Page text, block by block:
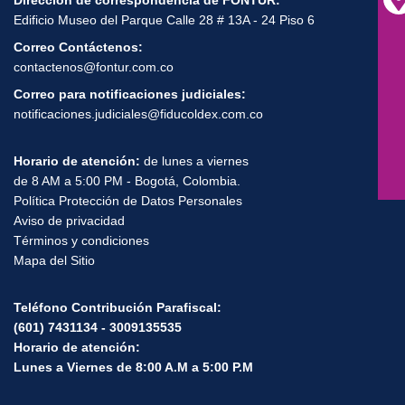
Dirección de correspondencia de FONTUR:
Edificio Museo del Parque Calle 28 # 13A - 24 Piso 6
Correo Contáctenos:
contactenos@fontur.com.co
Correo para notificaciones judiciales:
notificaciones.judiciales@fiducoldex.com.co
Horario de atención: de lunes a viernes
de 8 AM a 5:00 PM - Bogotá, Colombia.
Política Protección de Datos Personales
Aviso de privacidad
Términos y condiciones
Mapa del Sitio
Teléfono Contribución Parafiscal:
(601) 7431134 - 3009135535
Horario de atención:
Lunes a Viernes de 8:00 A.M a 5:00 P.M